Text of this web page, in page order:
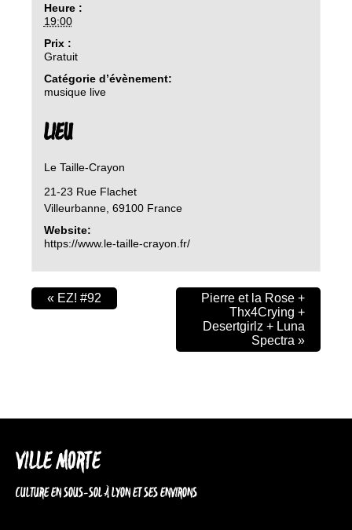
Heure :
19:00
Prix :
Gratuit
Catégorie d’évènement:
musique live
LIEU
Le Taille-Crayon
21-23 Rue Flachet
Villeurbanne, 69100 France
Website:
https://www.le-taille-crayon.fr/
« EZ! #92
Pierre et la Rose +
Thx4Crying +
Desertgirlz + Luna
Spectra »
VILLE MORTE
CULTURE EN SOUS-SOL À LYON ET SES ENVIRONS